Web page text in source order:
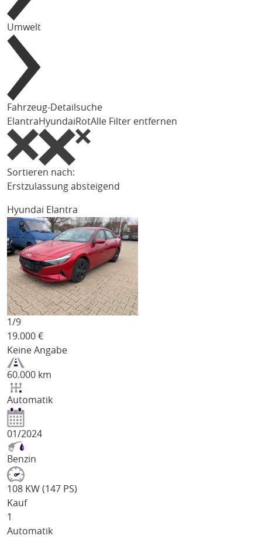
Umwelt
Fahrzeug-Detailsuche
ElantraHyundaiRotAlle Filter entfernen
Sortieren nach:
Erstzulassung absteigend
Hyundai Elantra
1/9
19.000 €
Keine Angabe
60.000 km
Automatik
01/2024
Benzin
108 KW (147 PS)
Kauf
1
Automatik